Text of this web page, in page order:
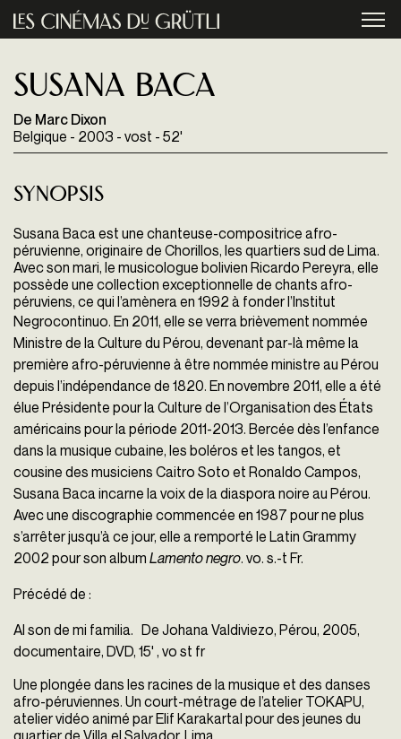
Aller au contenu principal
Susana Baca
De Marc Dixon
Belgique - 2003 - vost - 52'
Synopsis
Susana Baca est une chanteuse-compositrice afro-
péruvienne, originaire de Chorillos, les quartiers sud de Lima.
Avec son mari, le musicologue bolivien Ricardo Pereyra, elle
possède une collection exceptionnelle de chants afro-
péruviens, ce qui l’amènera en 1992 à fonder l’Institut
Negrocontinuo. En 2011, elle se verra brièvement nommée
Ministre de la Culture du Pérou, devenant par-là même la
première afro-péruvienne à être nommée ministre au Pérou
depuis l’indépendance de 1820. En novembre 2011, elle a été
élue Présidente pour la Culture de l’Organisation des États
américains pour la période 2011-2013. Bercée dès l’enfance
dans la musique cubaine, les boléros et les tangos, et
cousine des musiciens Caitro Soto et Ronaldo Campos,
Susana Baca incarne la voix de la diaspora noire au Pérou.
Avec une discographie commencée en 1987 pour ne plus
s’arrêter jusqu’à ce jour, elle a remporté le Latin Grammy
2002 pour son album Lamento negro. vo. s.-t Fr.
Précédé de :
Al son de mi familia. De Johana Valdiviezo, Pérou, 2005,
documentaire, DVD, 15' , vo st fr
Une plongée dans les racines de la musique et des danses
afro-péruviennes. Un court-métrage de l’atelier TOKAPU,
atelier vidéo animé par Elif Karakartal pour des jeunes du